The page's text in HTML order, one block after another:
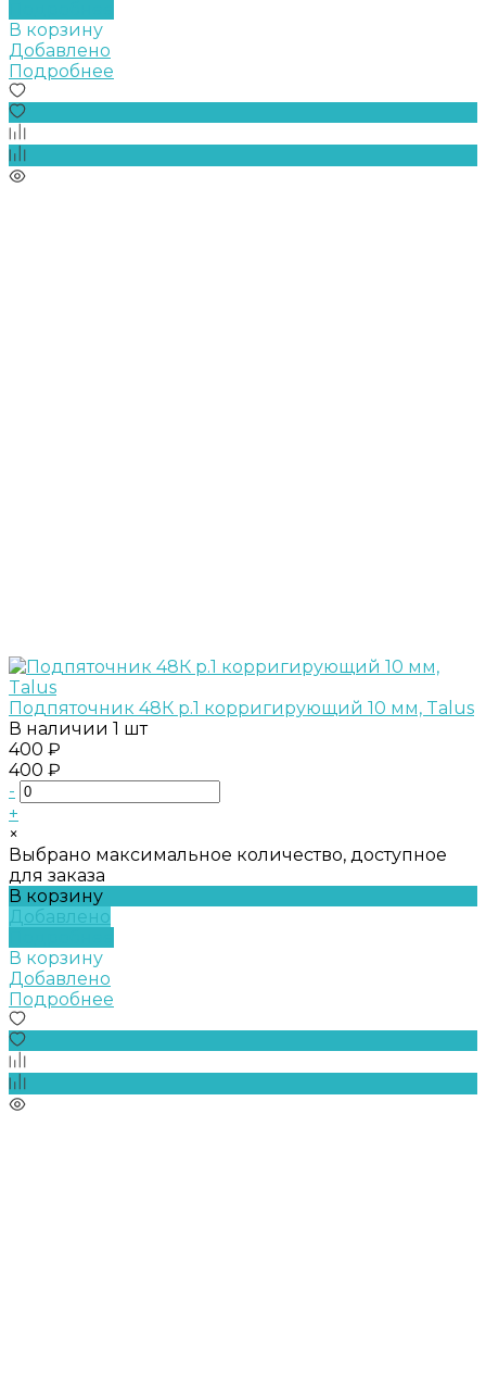
В корзину
Добавлено
Подробнее
Подпяточник 48К р.1 корригирующий 10 мм, Talus
В наличии 1 шт
400 ₽
400 ₽
-
+
×
Выбрано максимальное количество, доступное
для заказа
В корзину
Добавлено
В корзину
Добавлено
Подробнее